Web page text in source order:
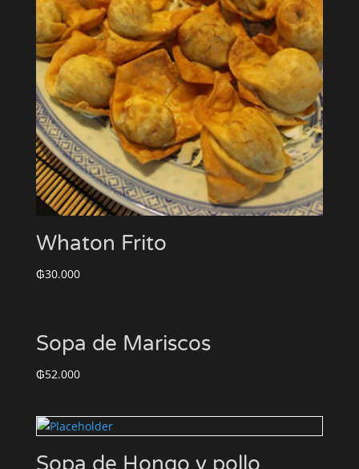
Whaton Frito
₲30.000
Sopa de Mariscos
₲52.000
Sopa de Hongo y pollo